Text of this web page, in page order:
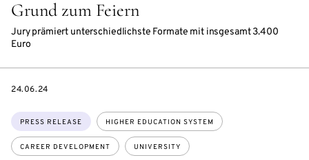
Grund zum Feiern
Jury prämiert unterschiedlichste Formate mit insgesamt 3.400
Euro
Topics:
PRESS RELEASE HIGHER EDUCATION SYSTEM
CAREER DEVELOPMENT UNIVERSITY
DATE
24.06.24